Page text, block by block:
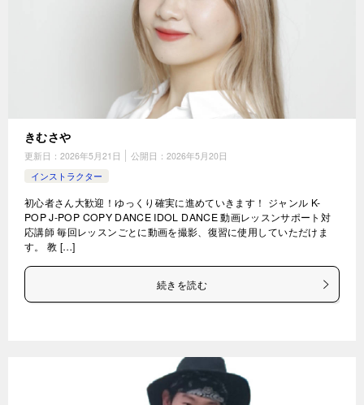
きむさや
更新日： 2026年5月21日 公開日： 2026年5月20日
インストラクター
初心者さん大歓迎！ゆっくり確実に進めていきます！ ジャンル K-
POP J-POP COPY DANCE IDOL DANCE 動画レッスンサポート対
応講師 毎回レッスンごとに動画を撮影、復習に使用していただけま
す。 教 […]
続きを読む